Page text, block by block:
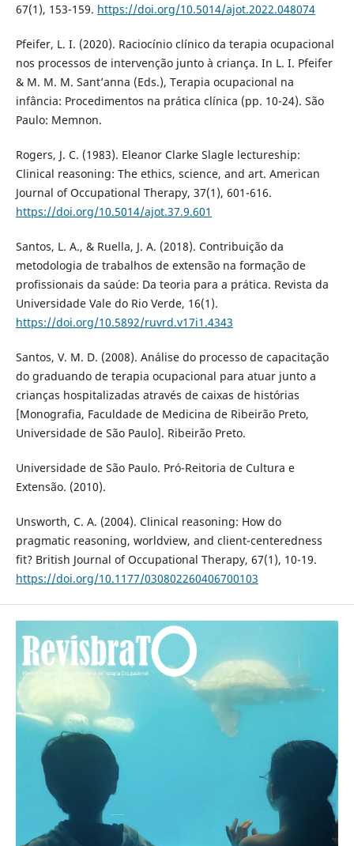
67(1), 153-159. https://doi.org/10.5014/ajot.2022.048074
Pfeifer, L. I. (2020). Raciocínio clínico da terapia ocupacional
nos processos de intervenção junto à criança. In L. I. Pfeifer
& M. M. M. Sant’anna (Eds.), Terapia ocupacional na
infância: Procedimentos na prática clínica (pp. 10-24). São
Paulo: Memnon.
Rogers, J. C. (1983). Eleanor Clarke Slagle lectureship:
Clinical reasoning: The ethics, science, and art. American
Journal of Occupational Therapy, 37(1), 601-616.
https://doi.org/10.5014/ajot.37.9.601
Santos, L. A., & Ruella, J. A. (2018). Contribuição da
metodologia de trabalhos de extensão na formação de
profissionais da saúde: Da teoria para a prática. Revista da
Universidade Vale do Rio Verde, 16(1).
https://doi.org/10.5892/ruvrd.v17i1.4343
Santos, V. M. D. (2008). Análise do processo de capacitação
do graduando de terapia ocupacional para atuar junto a
crianças hospitalizadas através de caixas de histórias
[Monografia, Faculdade de Medicina de Ribeirão Preto,
Universidade de São Paulo]. Ribeirão Preto.
Universidade de São Paulo. Pró-Reitoria de Cultura e
Extensão. (2010).
Unsworth, C. A. (2004). Clinical reasoning: How do
pragmatic reasoning, worldview, and client-centeredness
fit? British Journal of Occupational Therapy, 67(1), 10-19.
https://doi.org/10.1177/030802260406700103